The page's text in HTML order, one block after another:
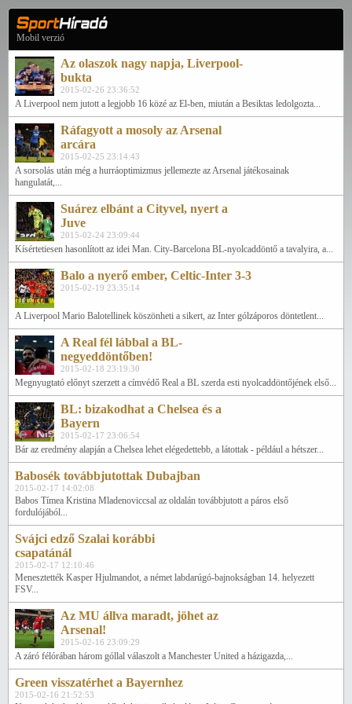
Mobil verzió
Az olaszok nagy napja, Liverpool-
bukta
2015-02-26 23:36:52
A Liverpool nem jutott a legjobb 16 közé az El-ben, miután a Besiktas ledolgozta...
Ráfagyott a mosoly az Arsenal
arcára
2015-02-25 23:14:43
A sorsolás után még a hurráoptimizmus jellemezte az Arsenal játékosainak
hangulatát,...
Suárez elbánt a Cityvel, nyert a
Juve
2015-02-24 23:09:44
Kísértetiesen hasonlított az idei Man. City-Barcelona BL-nyolcaddöntő a tavalyira, a...
Balo a nyerő ember, Celtic-Inter 3-3
2015-02-19 23:35:14
A Liverpool Mario Balotellinek köszönheti a sikert, az Inter gólzáporos döntetlent...
A Real fél lábbal a BL-
negyeddöntőben!
2015-02-18 23:19:30
Megnyugtató előnyt szerzett a címvédő Real a BL szerda esti nyolcaddöntőjének első...
BL: bizakodhat a Chelsea és a
Bayern
2015-02-17 23:06:54
Bár az eredmény alapján a Chelsea lehet elégedettebb, a látottak - például a hétszer...
Babosék továbbjutottak Dubajban
2015-02-17 14:02:08
Babos Tímea Kristina Mladenoviccsal az oldalán továbbjutott a páros első
fordulójából...
Svájci edző Szalai korábbi
csapatánál
2015-02-17 12:10:46
Menesztették Kasper Hjulmandot, a német labdarúgó-bajnokságban 14. helyezett
FSV...
Az MU állva maradt, jöhet az
Arsenal!
2015-02-16 23:09:29
A záró félórában három góllal válaszolt a Manchester United a házigazda,...
Green visszatérhet a Bayernhez
2015-02-16 21:52:53